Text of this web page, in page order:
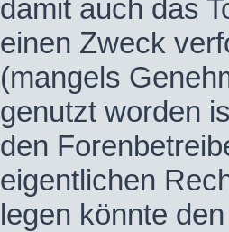
damit auch das
einen Zweck
(mangels
genutzt worden
den
eigentlichen
legen könnte